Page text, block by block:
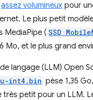
assez volumineux pour
Le plus petit
MediaPipe ( SSD
Mo, et le plus grand
langage (LLM) Open
int4.bin pèse 1,35
très petit pour un LLM.